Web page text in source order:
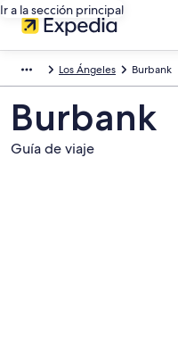
Ir a la sección principal
Los Ángeles Burbank
Burbank
Guía de viaje